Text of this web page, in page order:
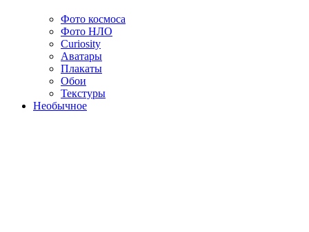
Фото космоса
Фото НЛО
Curiosity
Аватары
Плакаты
Обои
Текстуры
Необычное